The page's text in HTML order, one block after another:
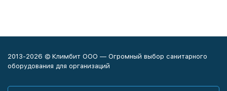
2013-2026 © Климбит ООО — Огромный выбор санитарного
оборудования для организаций